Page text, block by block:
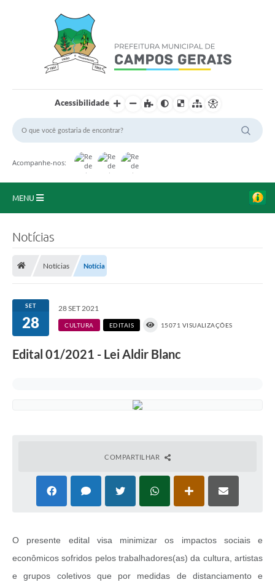
Acessibilidade
Acompanhe-nos:
MENU
Portal da Transparência
Secretarias
Mais
Notícias
Notícias Notícia
SET
28
28 SET 2021
CULTURA EDITAIS 15071 VISUALIZAÇÕES
Edital 01/2021 - Lei Aldir Blanc
COMPARTILHAR
O presente edital visa minimizar os impactos sociais e
econômicos sofridos pelos trabalhadores(as) da cultura, artistas
e grupos coletivos que por medidas de distanciamento e